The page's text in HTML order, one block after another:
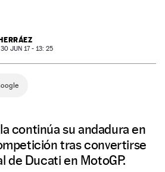
JUN 17 - 13: 25
continúa su andadura en
tras convertirse
de Ducati en MotoGP.